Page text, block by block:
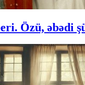
Özü, əbədi